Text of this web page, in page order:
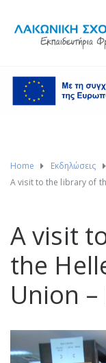
Home Εκδηλώσεις
A visit to the library of
A visit
the
Union –